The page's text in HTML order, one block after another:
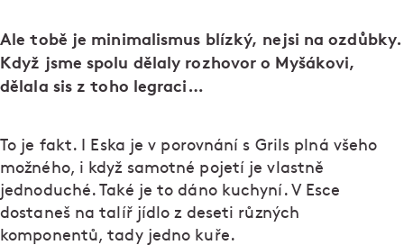
Ale tobě je minimalismus blízký, nejsi na ozdůbky.
Když jsme spolu dělaly rozhovor o Myšákovi,
dělala sis z toho legraci…
To je fakt. I Eska je v porovnání s Grils plná všeho
možného, i když samotné pojetí je vlastně
jednoduché. Také je to dáno kuchyní. V Esce
dostaneš na talíř jídlo z deseti různých
komponentů, tady jedno kuře.